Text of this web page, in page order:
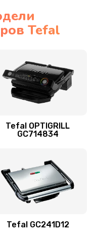
Tefal
Tefal OPTIGRILL
GC714834
Tefal GC241D12